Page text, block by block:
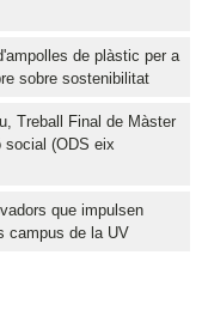
de plàstic per a
sobre sostenibilitat
Treball Final de Màster
social (ODS eix
que impulsen
campus de la UV